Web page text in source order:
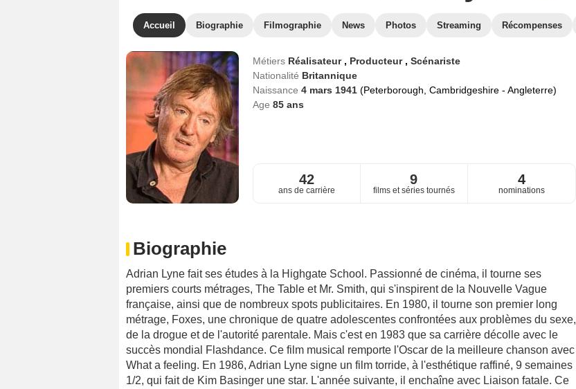
Accueil Biographie Filmographie News Photos Streaming Récompenses
Métiers Réalisateur , Producteur , Scénariste
Nationalité Britannique
Naissance 4 mars 1941 (Peterborough, Cambridgeshire - Angleterre)
Age 85ans
42
ans de carrière
9
films et séries tournés
4
nominations
Biographie
Adrian Lyne fait ses études à la Highgate School. Passionné de cinéma, il tourne ses
premiers courts métrages, The Table et Mr. Smith, qui s'inspirent de la Nouvelle Vague
française, ainsi que de nombreux spots publicitaires. En 1980, il tourne son premier long
métrage, Foxes, une chronique de quatre adolescentes confrontées aux problèmes du sexe,
de la drogue et de l'autorité parentale. Mais c'est en 1983 que sa carrière décolle avec le
succès mondial Flashdance. Ce film musical remporte l'Oscar de la meilleure chanson avec
What a feeling. En 1986, Adrian Lyne signe un film torride, à l'esthétique raffiné, 9 semaines
1/2, qui fait de Kim Basinger une star. L'année suivante, il enchaîne avec Liaison fatale. Ce